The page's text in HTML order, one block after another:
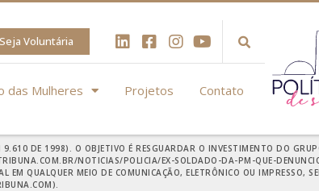
Seja Voluntária
das Mulheres Projetos Contato
DE 1998). O OBJETIVO É RESGUARDAR O INVESTIMENTO DO
NOTICIAS/POLICIA/EX-SOLDADO-DA-PM-QUE-
QUALQUER MEIO DE COMUNICAÇÃO, ELETRÔNICO OU IMPRESSO,